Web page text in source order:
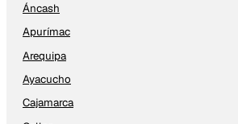
Áncash
Apurímac
Arequipa
Ayacucho
Cajamarca